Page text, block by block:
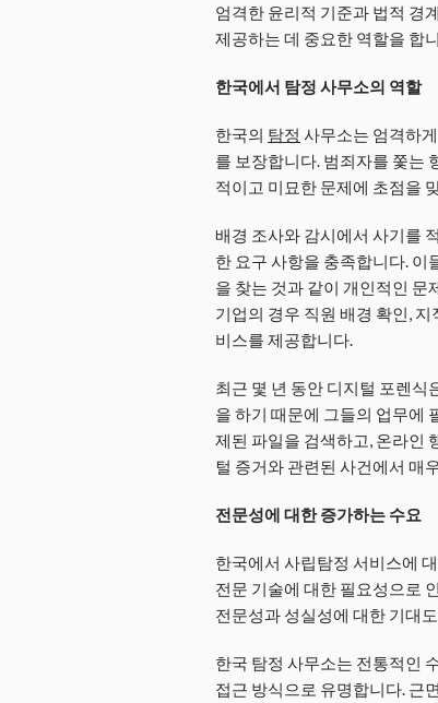
엄격한 윤리적 기준과 법적 경
제공하는 데 중요한 역할을 합
한국에서 탐정 사무소의 역할
한국의 탐정 사무소는 엄격하
를 보장합니다. 범죄자를 쫓는
적이고 미묘한 문제에 초점을
배경 조사와 감시에서 사기를
한 요구 사항을 충족합니다. 이
을 찾는 것과 같이 개인적인 문
기업의 경우 직원 배경 확인,
비스를 제공합니다.
최근 몇 년 동안 디지털 포렌식
을 하기 때문에 그들의 업무에
제된 파일을 검색하고, 온라인
털 증거와 관련된 사건에서 매
전문성에 대한 증가하는 수요
한국에서 사립탐정 서비스에
전문 기술에 대한 필요성으로
전문성과 성실성에 대한 기대
한국 탐정 사무소는 전통적인
접근 방식으로 유명합니다. 근